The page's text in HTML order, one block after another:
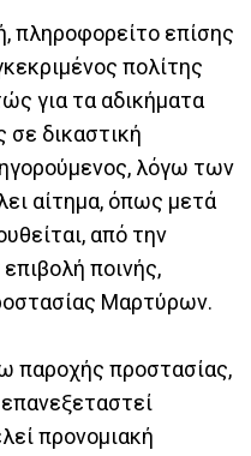
πληροφορείτο επίσης
πολίτης
για τα αδικήματα
σε δικαστική
λόγω των
αίτημα, όπως μετά
από την
ποινής,
Μαρτύρων.
παροχής προστασίας,
επανεξεταστεί
προνομιακή